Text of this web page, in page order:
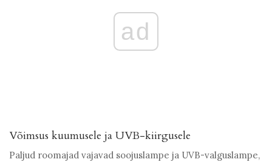
ad
Võimsus kuumusele ja UVB-kiirgusele
Paljud roomajad vajavad soojuslampe ja UVB-valguslampe,